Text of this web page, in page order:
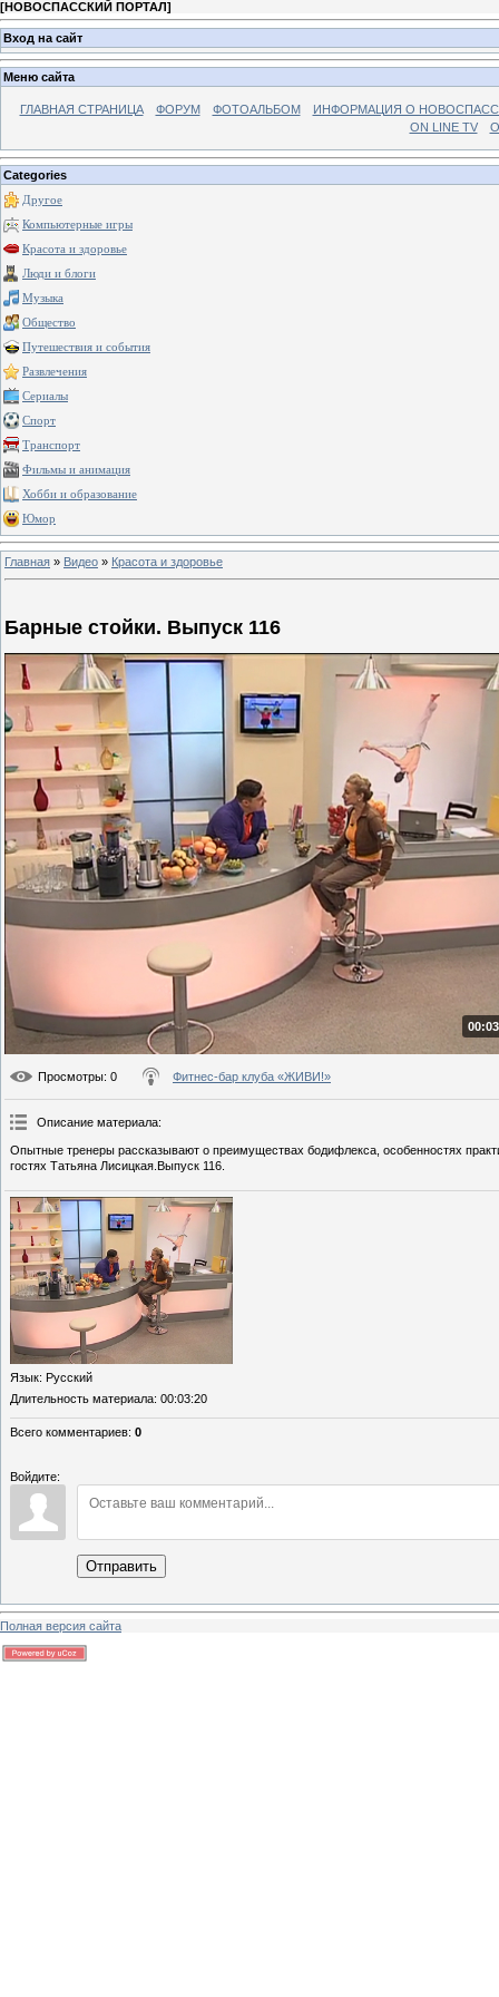
[НОВОСПАССКИЙ ПОРТАЛ]
Вход на сайт
Меню сайта
ГЛАВНАЯ СТРАНИЦА ФОРУМ ФОТОАЛЬБОМ
ИНФОРМАЦИЯ О
ON LINE TV
Categories
Другое
Компьютерные игры
Красота и здоровье
Люди и блоги
Музыка
Общество
Путешествия и события
Развлечения
Сериалы
Спорт
Транспорт
Фильмы и анимация
Хобби и образование
Юмор
Главная » Видео » Красота и здоровье
Барные стойки. Выпуск 116
Просмотры: 0 Фитнес-бар клуба «ЖИВИ!»
Описание материала:
Опытные тренеры рассказывают о преимуществах бодифлекса, особенностях
гостях Татьяна Лисицкая.Выпуск 116.
Язык: Русский
Длительность материала: 00:03:20
Всего комментариев: 0
Войдите:
Отправить
Полная версия сайта